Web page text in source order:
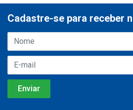
Cadastre-se para receber